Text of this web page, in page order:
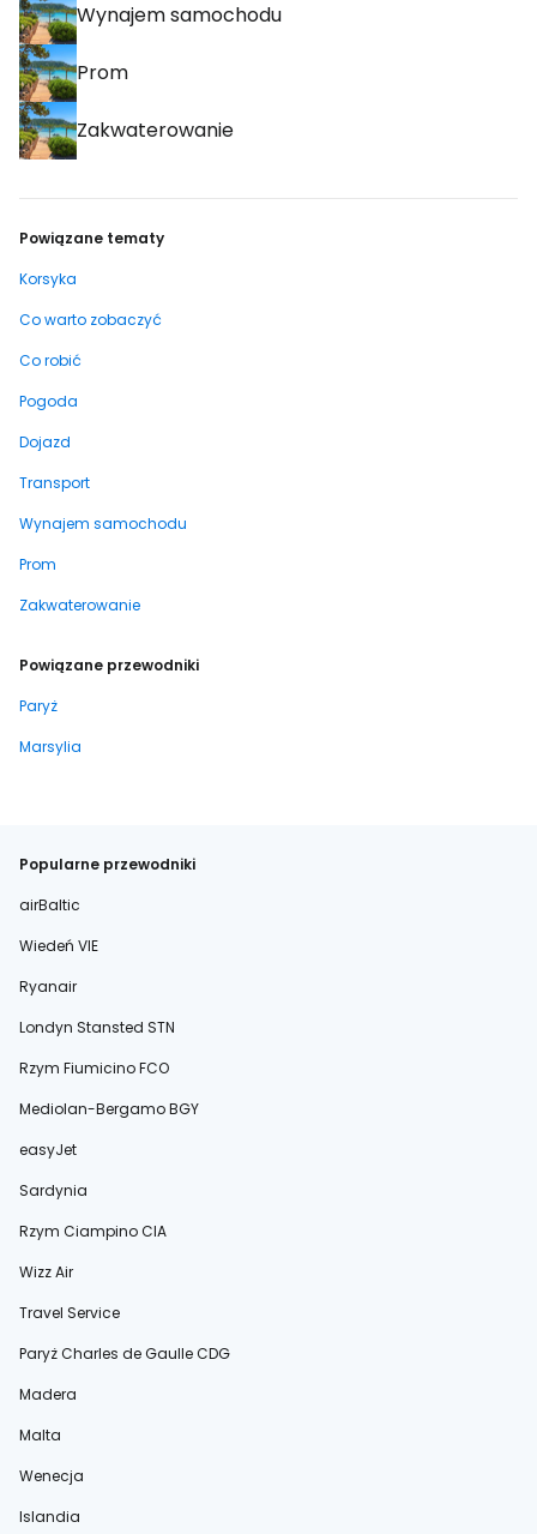
Wynajem samochodu
Prom
Zakwaterowanie
Powiązane tematy
Korsyka
Co warto zobaczyć
Co robić
Pogoda
Dojazd
Transport
Wynajem samochodu
Prom
Zakwaterowanie
Powiązane przewodniki
Paryż
Marsylia
Popularne przewodniki
airBaltic
Wiedeń VIE
Ryanair
Londyn Stansted STN
Rzym Fiumicino FCO
Mediolan-Bergamo BGY
easyJet
Sardynia
Rzym Ciampino CIA
Wizz Air
Travel Service
Paryż Charles de Gaulle CDG
Madera
Malta
Wenecja
Islandia